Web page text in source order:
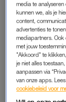
Zo begrijpt
LINDA.tv-original
de
Vanaf 27
media te
kunnen we, als je
content,
advertenties te
mediapartners. Ook
met jouw
"Akkoord" te
je niet alles
aanpassen via
van onze apps.
cookiebeleid voor